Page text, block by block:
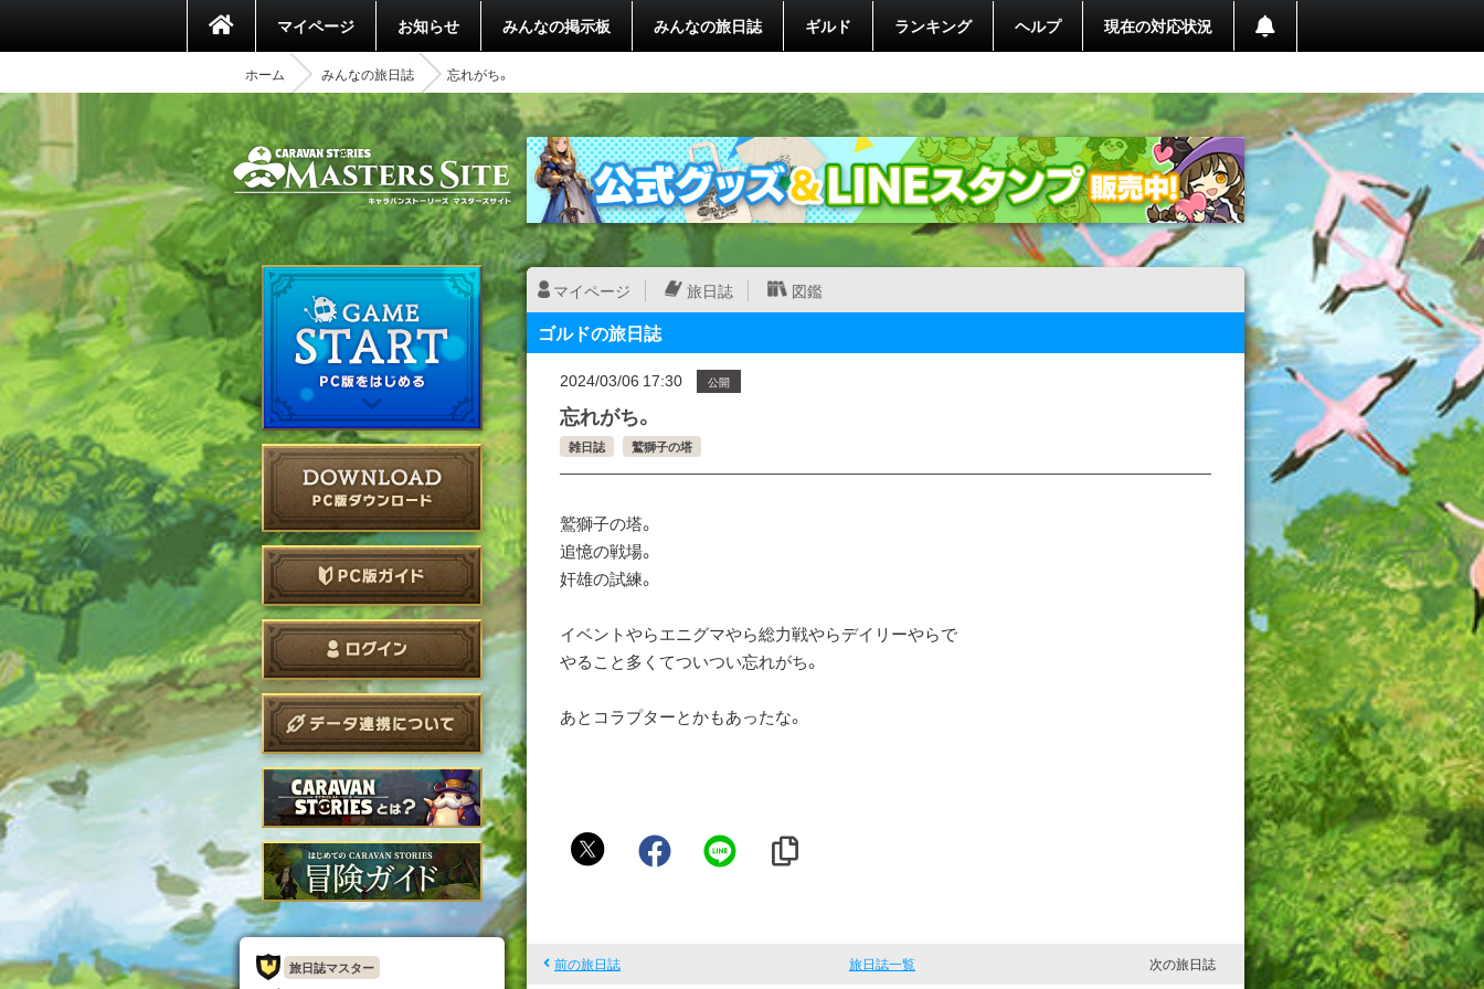
マイページ お知らせ みんなの掲示板 みんなの旅日誌 ギルド ランキング ヘルプ 現在の対応状況
ホーム みんなの旅日誌 忘れがち。
旅日誌マスター
マイページ 旅日誌 図鑑
ゴルドの旅日誌
2024/03/06 17:30 公開
忘れがち。
雑日誌 鷲獅子の塔
鷲獅子の塔。
追憶の戦場。
奸雄の試練。
イベントやらエニグマやら総力戦やらデイリーやらで
やること多くてついつい忘れがち。
あとコラプターとかもあったな。
ゴ
前の旅日誌 旅日誌一覧 次の旅日誌